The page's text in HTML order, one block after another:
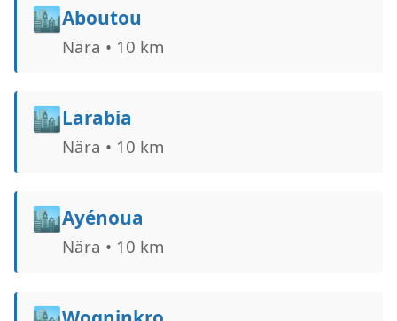
🏙️Aboutou
Nära • 10 km
🏙️Larabia
Nära • 10 km
🏙️Ayénoua
Nära • 10 km